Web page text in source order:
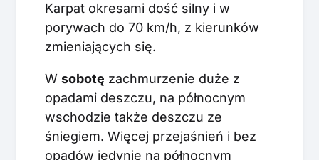
Karpat okresami dość silny i w
porywach do 70 km/h, z kierunków
zmieniających się.
W sobotę zachmurzenie duże z
opadami deszczu, na północnym
wschodzie także deszczu ze
śniegiem. Więcej przejaśnień i bez
opadów jedynie na północnym